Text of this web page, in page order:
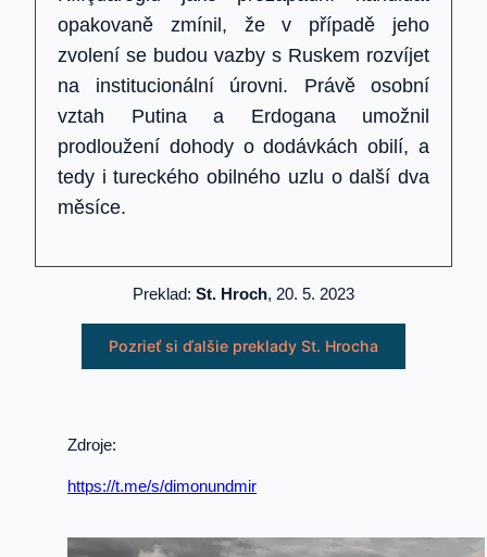
opakovaně zmínil, že v případě jeho
zvolení se budou vazby s Ruskem rozvíjet
na institucionální úrovni. Právě osobní
vztah Putina a Erdogana umožnil
prodloužení dohody o dodávkách obilí, a
tedy i tureckého obilného uzlu o další dva
měsíce.
Preklad: St. Hroch, 20. 5. 2023
Pozrieť si ďalšie preklady St. Hrocha
Zdroje:
https://t.me/s/dimonundmir